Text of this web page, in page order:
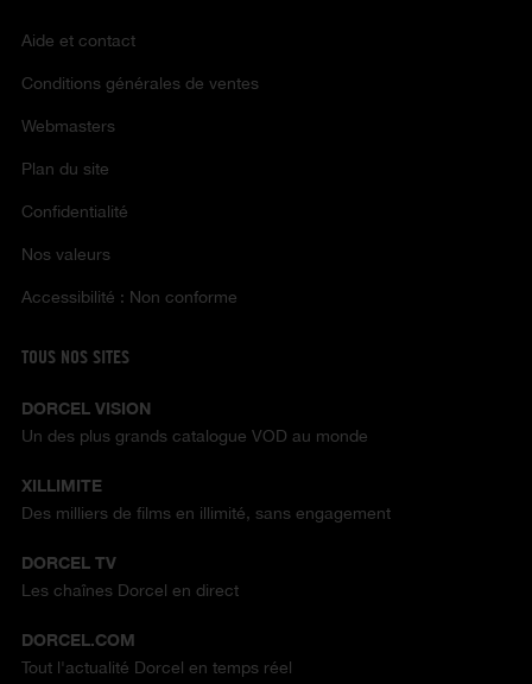
Aide et contact
Conditions générales de ventes
Webmasters
Plan du site
Confidentialité
Nos valeurs
Accessibilité : Non conforme
TOUS NOS SITES
DORCEL VISION
Un des plus grands catalogue VOD au monde
XILLIMITE
Des milliers de films en illimité, sans engagement
DORCEL TV
Les chaînes Dorcel en direct
DORCEL.COM
Tout l'actualité Dorcel en temps réel